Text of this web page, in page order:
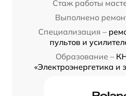
Стаж работы
Выполнено
Специализация –
пультов и
Образование –
«Электроэнергетика и